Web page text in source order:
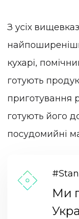
З усіх
кухарі,
готують
приготування
готують його
посудомийні
Ми